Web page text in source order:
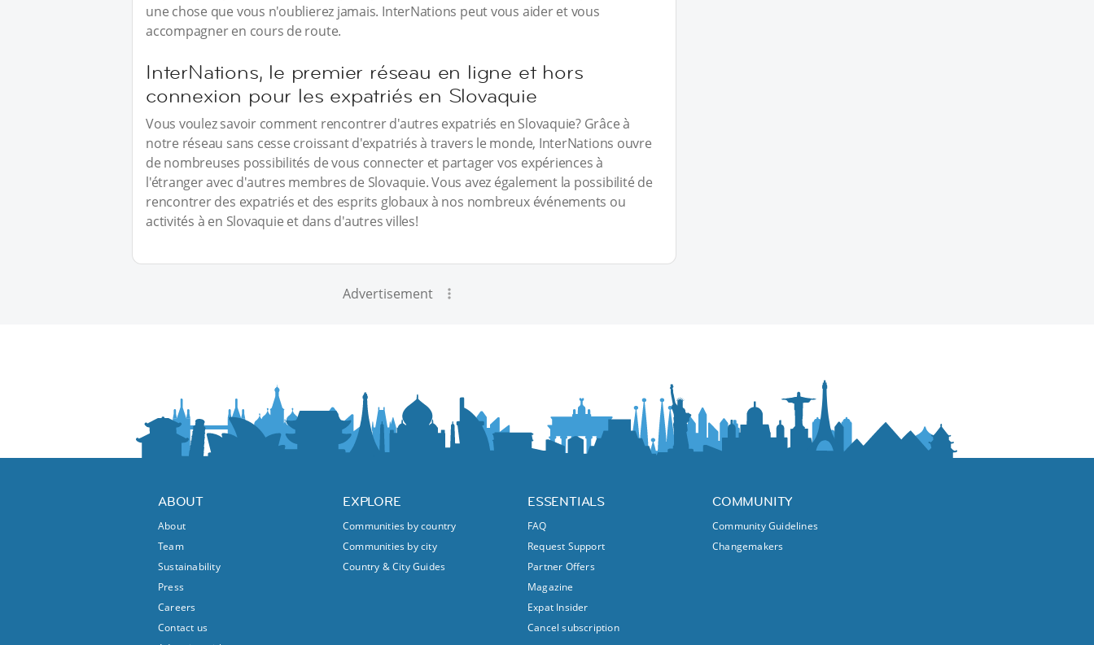
une chose que vous n'oublierez jamais. InterNations peut vous aider et vous
accompagner en cours de route.
InterNations, le premier réseau en ligne et hors
connexion pour les expatriés en Slovaquie
Vous voulez savoir comment rencontrer d'autres expatriés en Slovaquie? Grâce à
notre réseau sans cesse croissant d'expatriés à travers le monde, InterNations ouvre
de nombreuses possibilités de vous connecter et partager vos expériences à
l'étranger avec d'autres membres de Slovaquie. Vous avez également la possibilité de
rencontrer des expatriés et des esprits globaux à nos nombreux événements ou
activités à en Slovaquie et dans d'autres villes!
Advertisement
ABOUT
About
Team
Sustainability
Press
Careers
Contact us
EXPLORE
Communities by country
Communities by city
Country & City Guides
ESSENTIALS
FAQ
Request Support
Partner Offers
Magazine
Expat Insider
Cancel subscription
COMMUNITY
Community Guidelines
Changemakers